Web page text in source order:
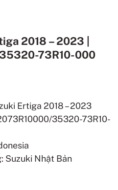
2018 – 2023 |
73R10-000
Ertiga 2018 – 2023
35320-73R10-
Suzuki Nhật Bản